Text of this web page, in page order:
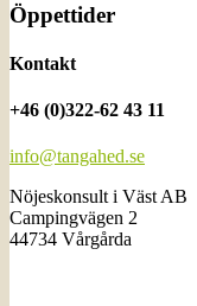
Öppettider
Kontakt
+46 (0)322-62 43 11
info@tangahed.se
Nöjeskonsult i Väst AB
Campingvägen 2
44734 Vårgårda